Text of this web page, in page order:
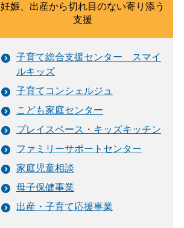
妊娠、出産から切れ目のない寄り添う
支援
子育て総合支援センター スマイ
ルキッズ
子育てコンシェルジュ
こども家庭センター
プレイスペース・キッズキッチン
ファミリーサポートセンター
家庭児童相談
母子保健事業
出産・子育て応援事業